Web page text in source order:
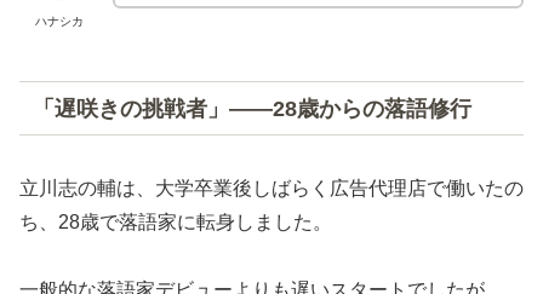
ハナシカ
「遅咲きの挑戦者」――28歳からの落語修行
立川志の輔は、大学卒業後しばらく広告代理店で働いたの
ち、28歳で落語家に転身しました。